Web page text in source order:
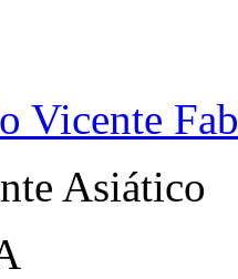
Vicente
Asiático